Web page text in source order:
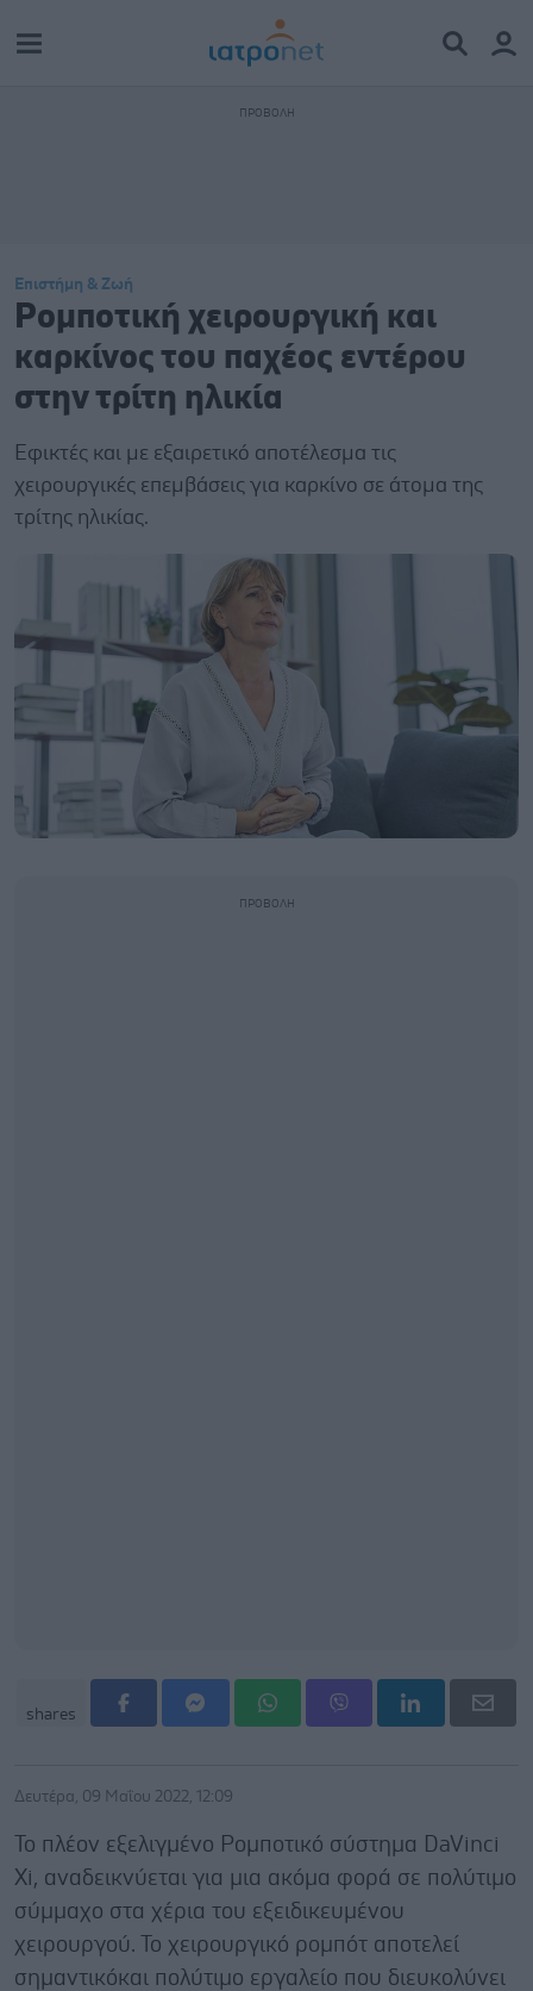
Επιστήμη & Ζωή
Ρομποτική χειρουργική και
καρκίνος του παχέος εντέρου
στην τρίτη ηλικία
Εφικτές και με εξαιρετικό αποτέλεσμα τις
χειρουργικές επεμβάσεις για καρκίνο σε άτομα της
τρίτης ηλικίας.
shares
Δευτέρα, 09 Μαΐου 2022, 12:09
Το πλέον εξελιγμένο Ρομποτικό σύστημα DaVinci
Xi, αναδεικνύεται για μια ακόμα φορά σε πολύτιμο
σύμμαχο στα χέρια του εξειδικευμένου
χειρουργού. Το χειρουργικό ρομπότ αποτελεί
σημαντικόκαι πολύτιμο εργαλείο που διευκολύνει